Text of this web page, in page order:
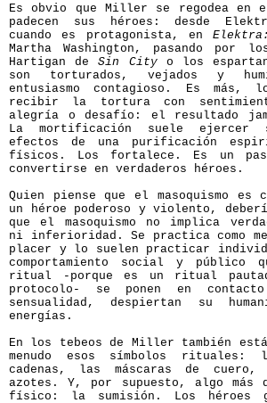
Es obvio que Miller se regodea en
padecen sus héroes: desde
cuando es protagonista, en
Martha Washington, pasando por
Hartigan deSin Cityo los
son torturados, vejados y
entusiasmo contagioso. Es más,
recibir la tortura con
alegría o desafío: el resultado
La mortificación suele ejercer
efectos de una purificación
físicos. Los fortalece. Es un
convertirse en verdaderos héroes.
Quien piense que el masoquismo es
un héroe poderoso y violento,
que el masoquismo no implica
ni inferioridad. Se practica como
placer y lo suelen practicar
comportamiento social y público
ritual -porque es un ritual
protocolo- se ponen en
sensualidad, despiertan su
energías.
En los tebeos de Miller también
menudo esos símbolos rituales:
cadenas, las máscaras de
azotes. Y, por supuesto, algo más
físico: la sumisión. Los héroes